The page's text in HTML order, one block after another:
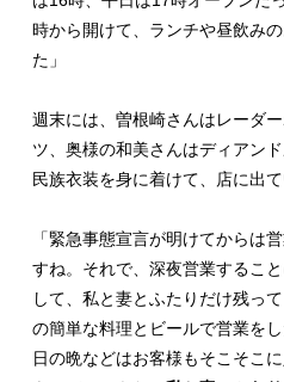
時から開けて、ランチや昼飲み
た」
週末には、曽根崎さんはレーダ
ツ、奥様の和美さんはディアン
民族衣装を身に着けて、店に出て
「緊急事態宣言が明けてからは
すね。それで、深夜営業するこ
して、私と妻とふたりだけ残っ
の簡単な料理とビールで営業を
日の晩などはお客様もそこそこ